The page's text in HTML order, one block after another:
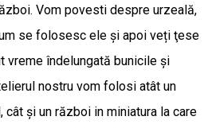
Vom povesti despre urzeală,
se folosesc ele și apoi veți ţese
vreme îndelungată bunicile şi
nostru vom folosi atât un
și un război in miniatura la care